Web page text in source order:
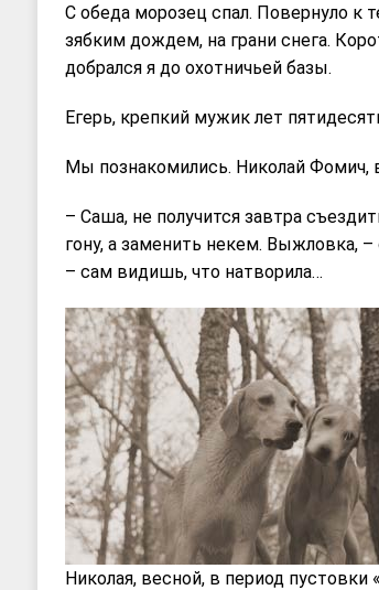
С обеда морозец спал. Повернуло к
зябким дождем, на грани снега.
добрался я до охотничьей базы.
Егерь, крепкий мужик лет
Мы познакомились. Николай Фомич,
– Саша, не получится завтра
гону, а заменить некем. Выжловка,
– сам видишь, что натворила…
Николая, весной, в период пустовки